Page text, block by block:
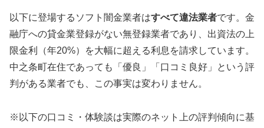
以下に登場するソフト闇金業者はすべて違法業者です。金
融庁への貸金業登録がない無登録業者であり、出資法の上
限金利（年20%）を大幅に超える利息を請求しています。
中之条町在住であっても「優良」「口コミ良好」という評
判がある業者でも、この事実は変わりません。
※以下の口コミ・体験談は実際のネット上の評判傾向に基